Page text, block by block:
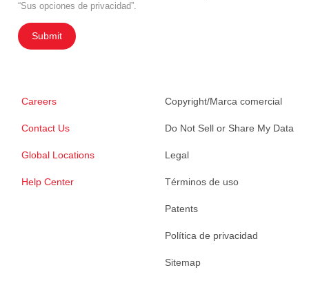
“Sus opciones de privacidad”.
Submit
Careers
Contact Us
Global Locations
Help Center
Copyright/Marca comercial
Do Not Sell or Share My Data
Legal
Términos de uso
Patents
Política de privacidad
Sitemap